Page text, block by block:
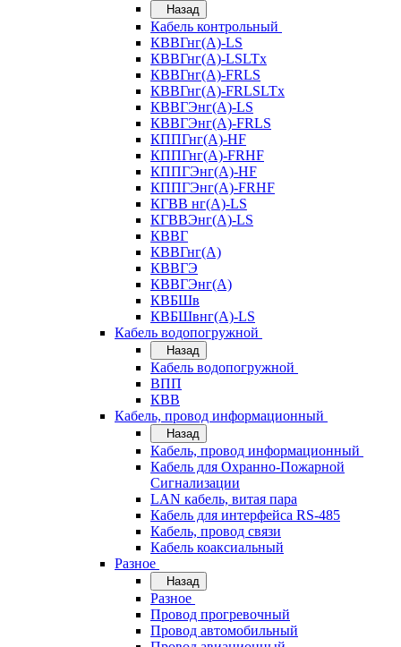
Назад
Кабель контрольный
КВВГнг(А)-LS
КВВГнг(А)-LSLTx
КВВГнг(А)-FRLS
КВВГнг(А)-FRLSLTx
КВВГЭнг(А)-LS
КВВГЭнг(А)-FRLS
КППГнг(А)-HF
КППГнг(А)-FRHF
КППГЭнг(А)-HF
КППГЭнг(А)-FRHF
КГВВ нг(А)-LS
КГВВЭнг(А)-LS
КВВГ
КВВГнг(А)
КВВГЭ
КВВГЭнг(А)
КВБШв
КВБШвнг(А)-LS
Кабель водопогружной
Назад
Кабель водопогружной
ВПП
КВВ
Кабель, провод информационный
Назад
Кабель, провод информационный
Кабель для Охранно-Пожарной
Сигнализации
LAN кабель, витая пара
Кабель для интерфейса RS-485
Кабель, провод связи
Кабель коаксиальный
Разное
Назад
Разное
Провод прогревочный
Провод автомобильный